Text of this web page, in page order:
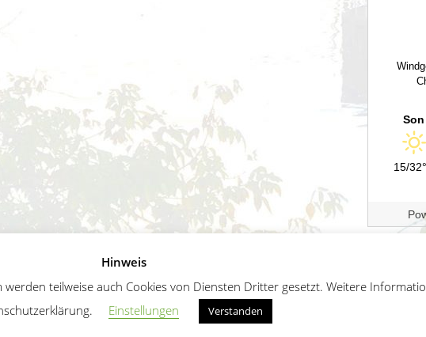
Son
15/
Hinweis
teilweise auch Cookies von Diensten Dritter gesetzt. Weitere
Einstellungen Verstanden